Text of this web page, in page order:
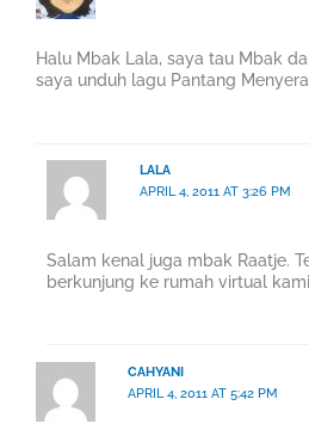
Halu Mbak Lala, saya tau Mbak
saya unduh lagu Pantang
LALA
APRIL 4, 2011 AT 3:26 PM
Salam kenal juga mbak Raatje.
berkunjung ke rumah virtual
CAHYANI
APRIL 4, 2011 AT 5:42 PM